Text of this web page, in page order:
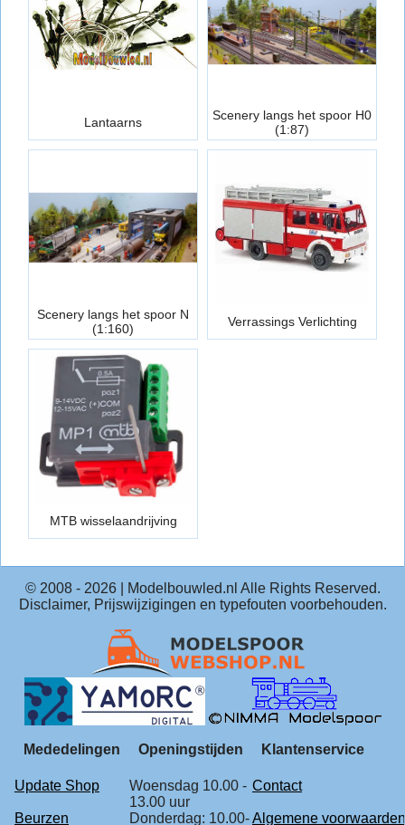
Lantaarns
Scenery langs het spoor H0
(1:87)
Scenery langs het spoor N
(1:160)
Verrassings Verlichting
MTB wisselaandrijving
© 2008 - 2026| Modelbouwled.nl Alle Rights Reserved.
Disclaimer, Prijswijzigingen en typefouten voorbehouden.
Mededelingen Openingstijden Klantenservice
Update Shop
Woensdag 10.00 -
13.00 uur
Contact
Beurzen Donderdag: 10.00-Algemene voorwaarden